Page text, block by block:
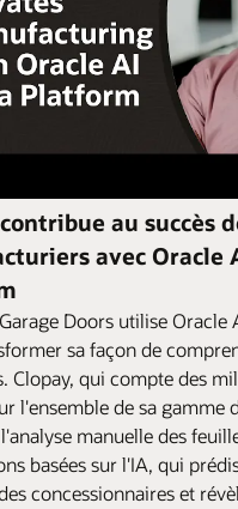
au succès
avec Oracle
Doors utilise Oracle
sa façon de
Clopay, qui compte des
l'ensemble de sa gamme
manuelle des
basées sur l'IA, qui
concessionnaires et